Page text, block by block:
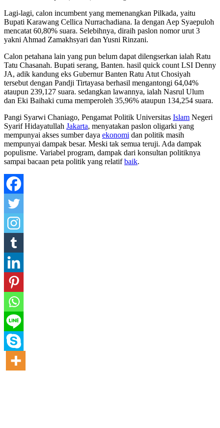
Lagi-lagi, calon incumbent yang memenangkan Pilkada, yaitu
Bupati Karawang Cellica Nurrachadiana. Ia dengan Aep Syaepuloh
mencatat 60,80% suara. Selebihnya, diraih paslon nomor urut 3
yakni Ahmad Zamakhsyari dan Yusni Rinzani.
Calon petahana lain yang pun belum dapat dilengserkan ialah Ratu
Tatu Chasanah. Bupati serang, Banten. hasil quick count LSI Denny
JA, adik kandung eks Gubernur Banten Ratu Atut Chosiyah
tersebut dengan Pandji Tirtayasa berhasil mengantongi 64,04%
ataupun 239,127 suara. sedangkan lawannya, ialah Nasrul Ulum
dan Eki Baihaki cuma memperoleh 35,96% ataupun 134,254 suara.
Pangi Syarwi Chaniago, Pengamat Politik Universitas Islam Negeri
Syarif Hidayatullah Jakarta, menyatakan paslon oligarki yang
mempunyai akses sumber daya ekonomi dan politik masih
mempunyai dampak besar. Meski tak semua teruji. Ada dampak
populisme. Variabel program, dampak dari konsultan politiknya
sampai bacaan peta politik yang relatifbaik.